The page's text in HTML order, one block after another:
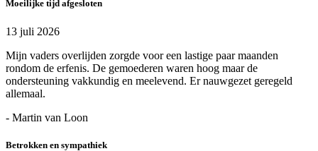
Moeilijke tijd afgesloten
13 juli 2026
Mijn vaders overlijden zorgde voor een lastige paar maanden
rondom de erfenis. De gemoederen waren hoog maar de
ondersteuning vakkundig en meelevend. Er nauwgezet geregeld
allemaal.
- Martin van Loon
Betrokken en sympathiek